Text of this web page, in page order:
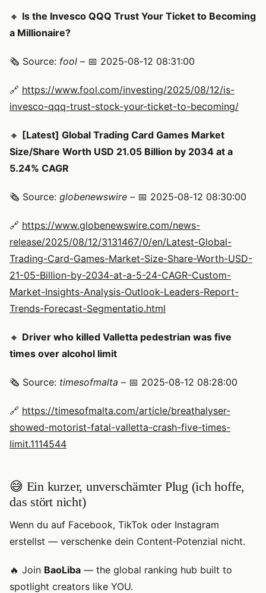
🔸 Is the Invesco QQQ Trust Your Ticket to Becoming
a Millionaire?
🗞️ Source: fool – 📅 2025‑08‑12 08:31:00
🔗 https://www.fool.com/investing/2025/08/12/is-
invesco-qqq-trust-stock-your-ticket-to-becoming/
🔸 [Latest] Global Trading Card Games Market
Size/Share Worth USD 21.05 Billion by 2034 at a
5.24% CAGR
🗞️ Source: globenewswire – 📅 2025‑08‑12 08:30:00
🔗 https://www.globenewswire.com/news-
release/2025/08/12/3131467/0/en/Latest-Global-
Trading-Card-Games-Market-Size-Share-Worth-USD-
21-05-Billion-by-2034-at-a-5-24-CAGR-Custom-
Market-Insights-Analysis-Outlook-Leaders-Report-
Trends-Forecast-Segmentatio.html
🔸 Driver who killed Valletta pedestrian was five
times over alcohol limit
🗞️ Source: timesofmalta – 📅 2025‑08‑12 08:28:00
🔗 https://timesofmalta.com/article/breathalyser-
showed-motorist-fatal-valletta-crash-five-times-
limit.1114544
😅 Ein kurzer, unverschämter Plug (ich hoffe,
das stört nicht)
Wenn du auf Facebook, TikTok oder Instagram
erstellst — verschenke dein Content‑Potenzial nicht.
🔥 Join BaoLiba — the global ranking hub built to
spotlight creators like YOU.